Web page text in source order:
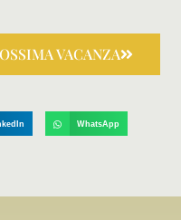
VACANZA
WhatsApp